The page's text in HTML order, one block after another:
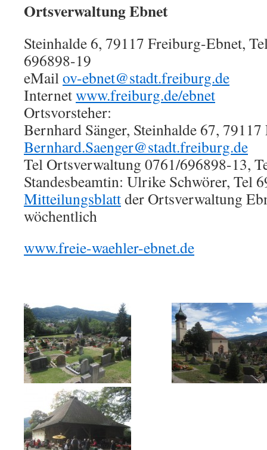
Ortsverwaltung Ebnet
Steinhalde 6, 79117 Freiburg-Ebnet,
696898-19
eMailov-ebnet@stadt.freiburg.de
Internetwww.freiburg.de/ebnet
Ortsvorsteher:
Bernhard Sänger, Steinhalde 67,
Bernhard.Saenger@stadt.freiburg.de
Tel Ortsverwaltung 0761/696898-13,
Standesbeamtin: Ulrike Schwörer, Tel
Mitteilungsblattder Ortsverwaltung
wöchentlich
www.freie-waehler-ebnet.de